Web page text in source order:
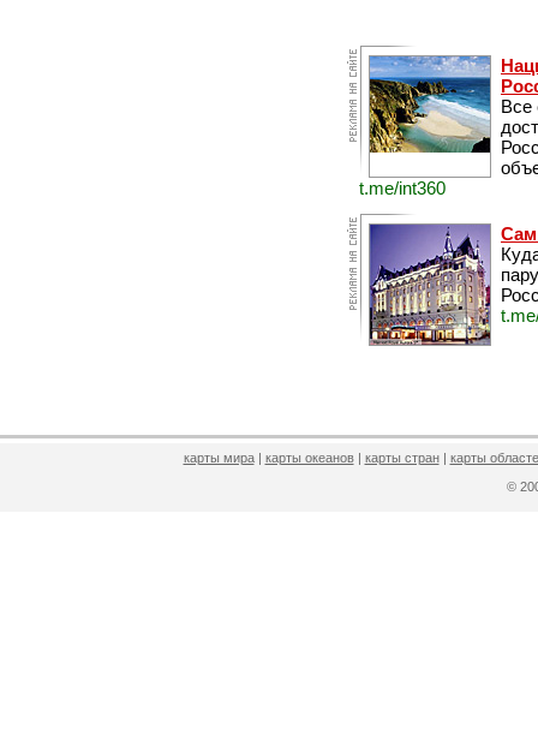
Все
t.me/int360
карты мира| карты океанов| карты стран| карты
©